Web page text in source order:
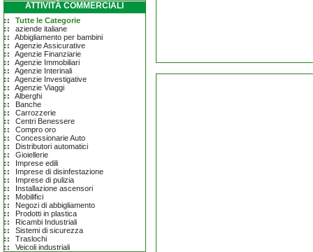
ATTIVITÀ COMMERCIALI
Tutte le Categorie
aziende italiane
Abbigliamento per bambini
Agenzie Assicurative
Agenzie Finanziarie
Agenzie Immobiliari
Agenzie Interinali
Agenzie Investigative
Agenzie Viaggi
Alberghi
Banche
Carrozzerie
Centri Benessere
Compro oro
Concessionarie Auto
Distributori automatici
Gioiellerie
Imprese edili
Imprese di disinfestazione
Imprese di pulizia
Installazione ascensori
Mobilifici
Negozi di abbigliamento
Prodotti in plastica
Ricambi Industriali
Sistemi di sicurezza
Traslochi
Veicoli industriali